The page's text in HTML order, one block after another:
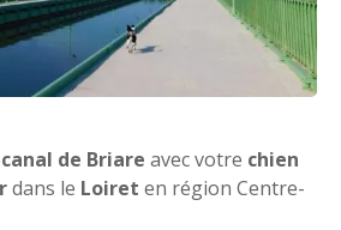
de Briare avec votre chien
dans le Loiret en région Centre-